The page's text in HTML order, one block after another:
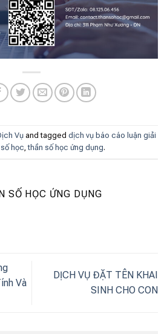
Vụand tagged dịch vụ báo cáo luận giải
học,thần số học ứng dụng.
SỐ HỌC ỨNG DỤNG
Và
DỊCH VỤ ĐẶT TÊN KHAI
SINH CHO CON